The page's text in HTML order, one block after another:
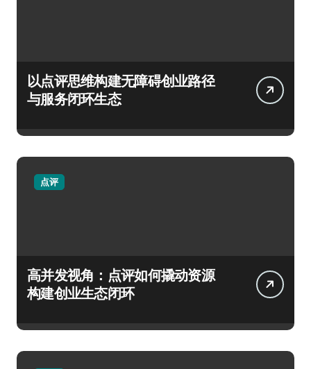
以点评思维构建无障碍创业路径
与服务闭环生态
点评
高并发视角：点评如何撬动资源
构建创业生态闭环